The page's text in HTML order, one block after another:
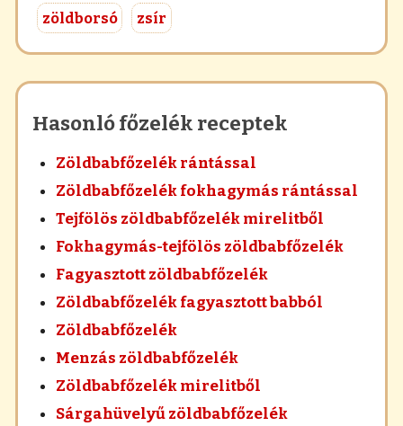
zöldborsó zsír
Hasonló főzelék receptek
Zöldbabfőzelék rántással
Zöldbabfőzelék fokhagymás rántással
Tejfölös zöldbabfőzelék mirelitből
Fokhagymás-tejfölös zöldbabfőzelék
Fagyasztott zöldbabfőzelék
Zöldbabfőzelék fagyasztott babból
Zöldbabfőzelék
Menzás zöldbabfőzelék
Zöldbabfőzelék mirelitből
Sárgahüvelyű zöldbabfőzelék